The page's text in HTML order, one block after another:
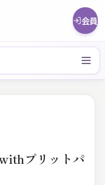
会員
プリットパ